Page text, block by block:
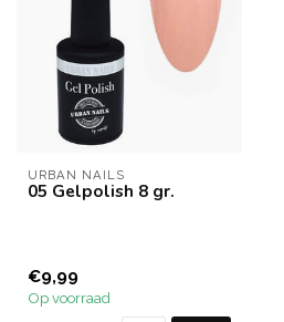
URBAN NAILS
05 Gelpolish 8 gr.
€9,99
Op voorraad